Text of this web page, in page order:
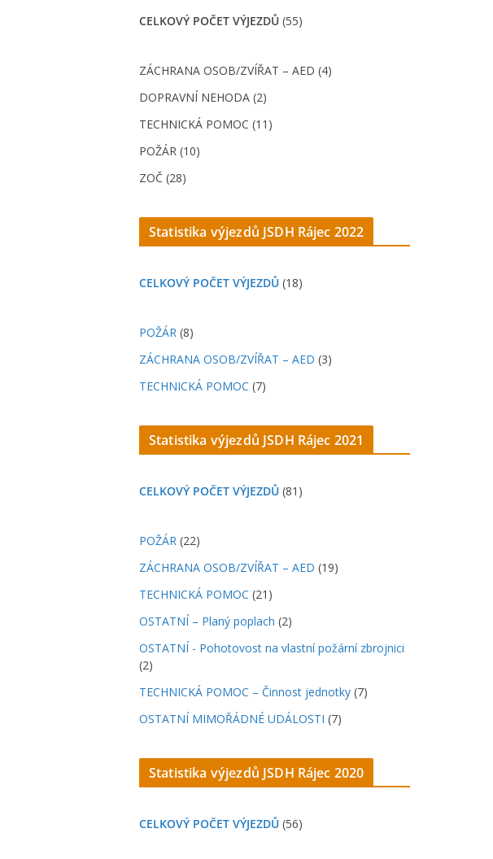
CELKOVÝ POČET VÝJEZDŮ (55)
ZÁCHRANA OSOB/ZVÍŘAT – AED (4)
DOPRAVNÍ NEHODA (2)
TECHNICKÁ POMOC (11)
POŽÁR (10)
ZOČ (28)
Statistika výjezdů JSDH Rájec 2022
CELKOVÝ POČET VÝJEZDŮ (18)
POŽÁR (8)
ZÁCHRANA OSOB/ZVÍŘAT – AED (3)
TECHNICKÁ POMOC (7)
Statistika výjezdů JSDH Rájec 2021
CELKOVÝ POČET VÝJEZDŮ (81)
POŽÁR (22)
ZÁCHRANA OSOB/ZVÍŘAT – AED (19)
TECHNICKÁ POMOC (21)
OSTATNÍ – Planý poplach (2)
OSTATNÍ - Pohotovost na vlastní požární zbrojnici
(2)
TECHNICKÁ POMOC – Činnost jednotky (7)
OSTATNÍ MIMOŘÁDNÉ UDÁLOSTI (7)
Statistika výjezdů JSDH Rájec 2020
CELKOVÝ POČET VÝJEZDŮ (56)